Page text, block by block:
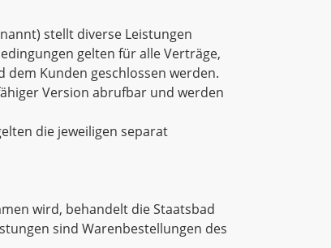
stellt diverse Leistungen
gelten für alle Verträge,
Kunden geschlossen werden.
Version abrufbar und werden
die jeweiligen separat
wird, behandelt die Staatsbad
sind Warenbestellungen des